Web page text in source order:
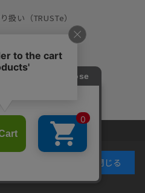
扱い（TRUSTe）
同意して閉じる